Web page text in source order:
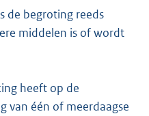
de begroting reeds
middelen is of wordt
heeft op de
van één of meerdaagse